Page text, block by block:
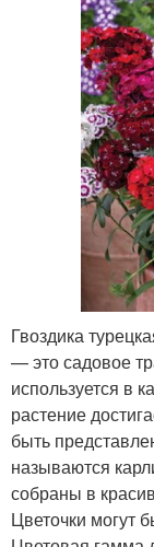
Гвоздика
— это садовое
используется в
растение
быть
называются
собраны в
Цветочки могут